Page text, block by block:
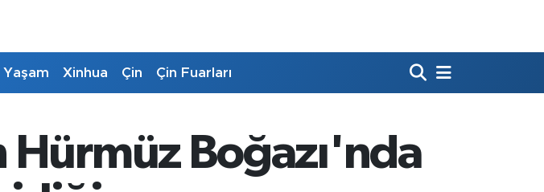
Yaşam Xinhua Çin Çin Fuarları
Hürmüz Boğazı'nda